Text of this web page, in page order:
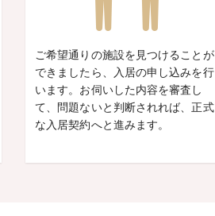
ご希望通りの施設を見つけることが
できましたら、入居の申し込みを行
います。お伺いした内容を審査し
て、問題ないと判断されれば、正式
な入居契約へと進みます。